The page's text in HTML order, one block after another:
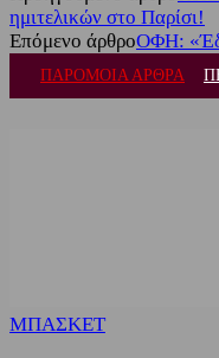
ημιτελικών στο Παρίσι!
Επόμενο άρθροΟΦΗ:
ΠΑΡΟΜΟΙΑ ΑΡΘΡΑ
ΜΠΑΣΚΕΤ